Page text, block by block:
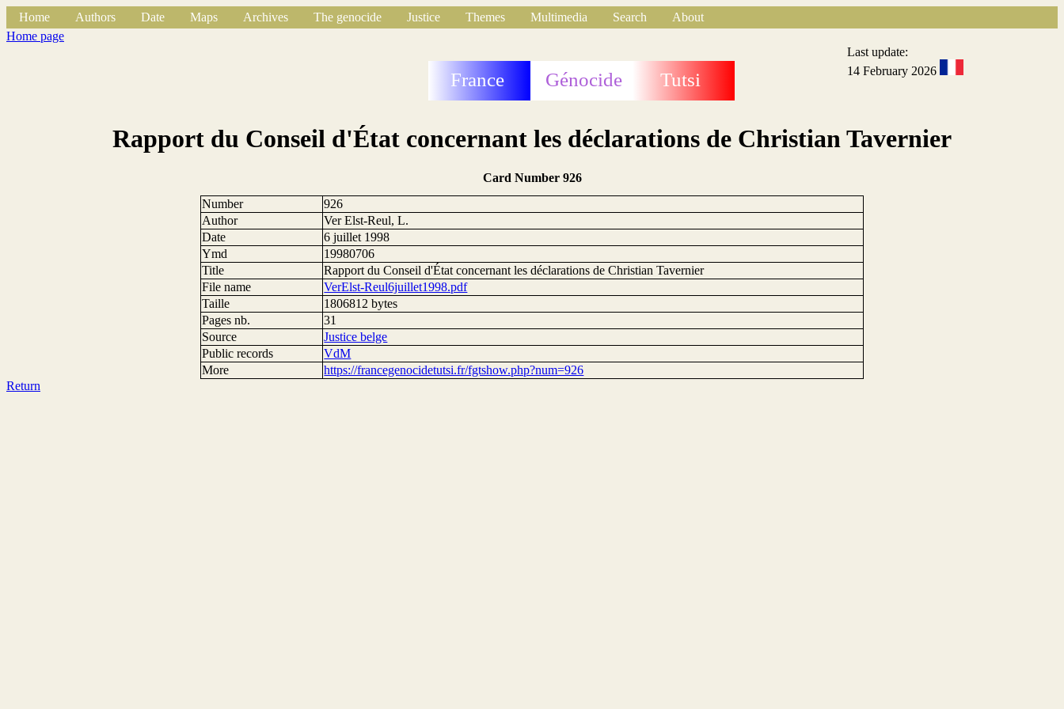
Home Authors Date Maps Archives The genocide Justice Themes Multimedia Search
About
Home page
France Génocide Tutsi
Last update:
14 February 2026
Rapport du Conseil d'État concernant les déclarations de Christian Tavernier
Card Number 926
Number
926
Author
Ver Elst-Reul, L.
Date
6 juillet 1998
Ymd
19980706
Title
Rapport du Conseil d'État concernant les déclarations de Christian Tavernier
File name
VerElst-Reul6juillet1998.pdf
Taille
1806812 bytes
Pages nb.
31
Source
Justice belge
Public records
VdM
More
https://francegenocidetutsi.fr/fgtshow.php?num=926
Return